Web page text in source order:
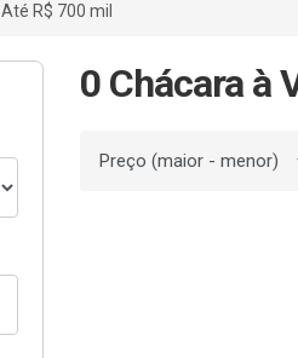
Até R$ 700 mil
0 Chácara à
Ordenar por